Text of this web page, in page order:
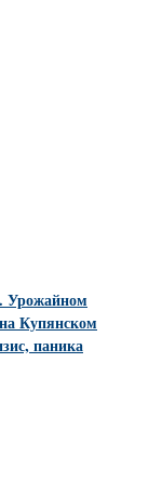
Урожайном
Купянском
паника